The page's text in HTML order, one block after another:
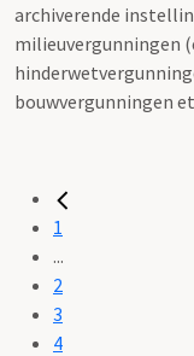
archiverende
milieuvergunningen
bouwvergunningen
1
...
2
3
4